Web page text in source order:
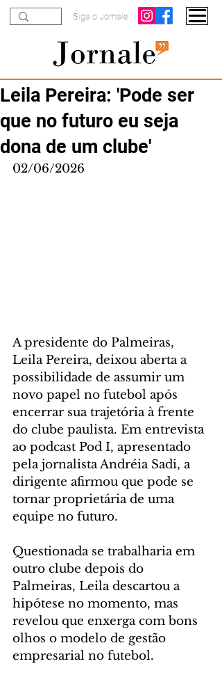
Siga o Jornale
Leila Pereira: 'Pode ser
que no futuro eu seja
dona de um clube'
02/06/2026
A presidente do Palmeiras,
Leila Pereira, deixou aberta a
possibilidade de assumir um
novo papel no futebol após
encerrar sua trajetória à frente
do clube paulista. Em entrevista
ao podcast Pod I, apresentado
pela jornalista Andréia Sadi, a
dirigente afirmou que pode se
tornar proprietária de uma
equipe no futuro.
Questionada se trabalharia em
outro clube depois do
Palmeiras, Leila descartou a
hipótese no momento, mas
revelou que enxerga com bons
olhos o modelo de gestão
empresarial no futebol.